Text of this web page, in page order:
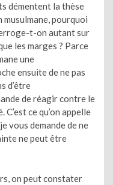
démentent la thèse
pourquoi
t-on autant sur
les marges ? Parce
une
ensuite de ne pas
d’être
de réagir contre le
ce qu’on appelle
vous demande de ne
ne peut être
on peut constater